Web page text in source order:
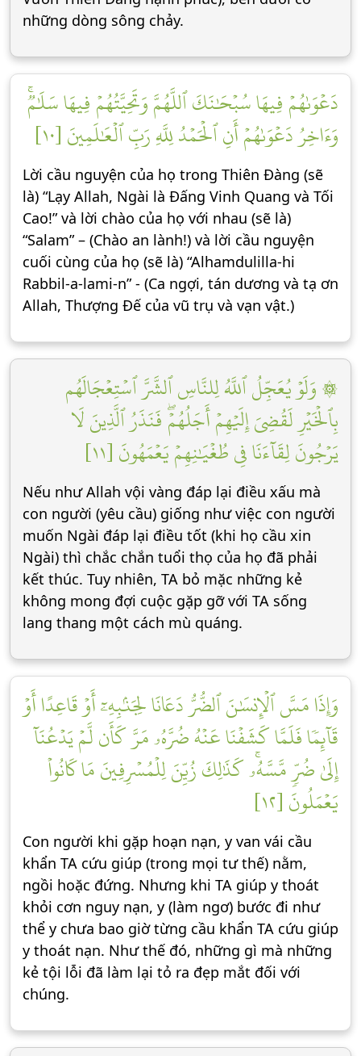
những dòng sông chảy.
دَعۡوَىٰهُمۡ فِيهَا سُبۡحَٰنَكَ ٱللَّهُمَّ وَتَحِيَّتُهُمۡ فِيهَا سَلَٰمٞۚ
وَءَاخِرُ دَعۡوَىٰهُمۡ أَنِ ٱلۡحَمۡدُ لِلَّهِ رَبِّ ٱلۡعَٰلَمِينَ [١٠]
Lời cầu nguyện của họ trong Thiên Đàng (sẽ
là) “Lạy Allah, Ngài là Đấng Vinh Quang và Tối
Cao!” và lời chào của họ với nhau (sẽ là)
“Salam” – (Chào an lành!) và lời cầu nguyện
cuối cùng của họ (sẽ là) “Alhamdulilla-hi
Rabbil-a-lami-n” - (Ca ngợi, tán dương và tạ ơn
Allah, Thượng Đế của vũ trụ và vạn vật.)
۞ وَلَوۡ يُعَجِّلُ ٱللَّهُ لِلنَّاسِ ٱلشَّرَّ ٱسۡتِعۡجَالَهُم
بِٱلۡخَيۡرِ لَقُضِيَ إِلَيۡهِمۡ أَجَلُهُمۡۖ فَنَذَرُ ٱلَّذِينَ لَا
يَرۡجُونَ لِقَآءَنَا فِي طُغۡيَٰنِهِمۡ يَعۡمَهُونَ [١١]
Nếu như Allah vội vàng đáp lại điều xấu mà
con người (yêu cầu) giống như việc con người
muốn Ngài đáp lại điều tốt (khi họ cầu xin
Ngài) thì chắc chắn tuổi thọ của họ đã phải
kết thúc. Tuy nhiên, TA bỏ mặc những kẻ
không mong đợi cuộc gặp gỡ với TA sống
lang thang một cách mù quáng.
وَإِذَا مَسَّ ٱلۡإِنسَٰنَ ٱلضُّرُّ دَعَانَا لِجَنۢبِهِۦٓ أَوۡ قَاعِدًا أَوۡ
قَآئِمٗا فَلَمَّا كَشَفۡنَا عَنۡهُ ضُرَّهُۥ مَرَّ كَأَن لَّمۡ يَدۡعُنَآ
إِلَىٰ ضُرّٖ مَّسَّهُۥۚ كَذَٰلِكَ زُيِّنَ لِلۡمُسۡرِفِينَ مَا كَانُواْ
يَعۡمَلُونَ [١٢]
Con người khi gặp hoạn nạn, y van vái cầu
khẩn TA cứu giúp (trong mọi tư thế) nằm,
ngồi hoặc đứng. Nhưng khi TA giúp y thoát
khỏi cơn nguy nạn, y (làm ngơ) bước đi như
thể y chưa bao giờ từng cầu khẩn TA cứu giúp
y thoát nạn. Như thế đó, những gì mà những
kẻ tội lỗi đã làm lại tỏ ra đẹp mắt đối với
chúng.